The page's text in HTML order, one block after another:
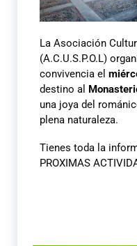
La Asociación
(A.C.U.S.P.O.L)
convivencia el
destino al
una joya del
plena naturaleza.
Tienes toda la
PROXIMAS